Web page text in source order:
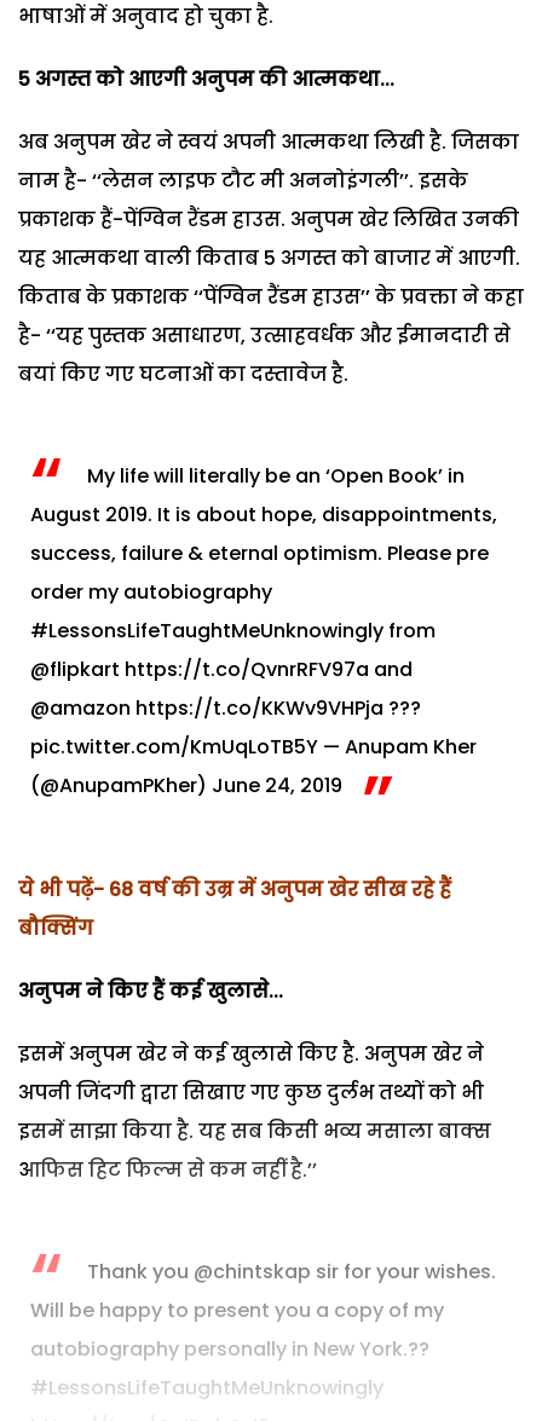
भाषाओं में अनुवाद हो चुका है.
5 अगस्त को आएगी अनुपम की आत्मकथा...
अब अनुपम खेर ने स्वयं अपनी आत्मकथा लिखी है. जिसका
नाम है- ‘‘लेसन लाइफ टौट मी अननोइंगली’’. इसके
प्रकाशक हैं-पेंग्विन रैंडम हाउस. अनुपम खेर लिखित उनकी
यह आत्मकथा वाली किताब 5 अगस्त को बाजार में आएगी.
किताब के प्रकाशक ‘‘पेंग्विन रैंडम हाउस’’ के प्रवक्ता ने कहा
है- ‘‘यह पुस्तक असाधारण, उत्साहवर्धक और ईमानदारी से
बयां किए गए घटनाओं का दस्तावेज है.
My life will literally be an ‘Open Book’ in
August 2019. It is about hope, disappointments,
success, failure & eternal optimism. Please pre
order my autobiography
#LessonsLifeTaughtMeUnknowingly from
@flipkart https://t.co/QvnrRFV97a and
@amazon https://t.co/KKWv9VHPja ???
pic.twitter.com/KmUqLoTB5Y — Anupam Kher
(@AnupamPKher) June 24, 2019
ये भी पढ़ें- 68 वर्ष की उम्र में अनुपम खेर सीख रहे हैं
बौक्सिंग
अनुपम ने किए हैं कई खुलासे...
इसमें अनुपम खेर ने कई खुलासे किए है. अनुपम खेर ने
अपनी जिंदगी द्वारा सिखाए गए कुछ दुर्लभ तथ्यों को भी
इसमें साझा किया है. यह सब किसी भव्य मसाला बाक्स
आफिस हिट फिल्म से कम नहीं है.’’
Thank you @chintskap sir for your wishes.
Will be happy to present you a copy of my
autobiography personally in New York.??
#LessonsLifeTaughtMeUnknowingly